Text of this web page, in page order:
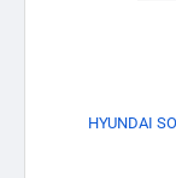
HYUNDAI